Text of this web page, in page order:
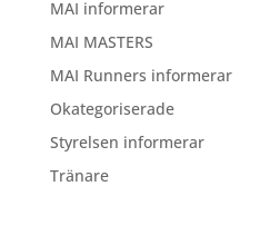
MAI informerar
MAI MASTERS
MAI Runners informerar
Okategoriserade
Styrelsen informerar
Tränare